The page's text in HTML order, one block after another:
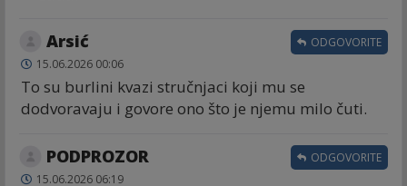
Arsić
15.06.2026 00:06
To su burlini kvazi stručnjaci koji mu se
dodvoravaju i govore ono što je njemu milo čuti.
ODGOVORITE
PODPROZOR
15.06.2026 06:19
ODGOVORITE